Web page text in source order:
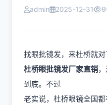
admin 2025-12-31
找眼批镜发，来杜桥就
杜桥眼批镜发厂家直销
到底。不过
老实说，杜桥眼镜全国